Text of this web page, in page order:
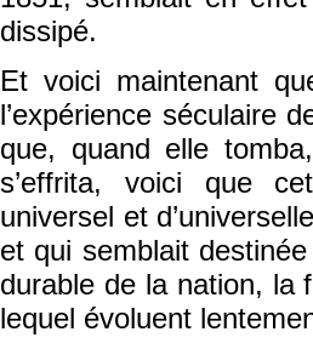
dissipé.
Et voici maintenant
l’expérience séculaire
que, quand elle
s’effrita, voici que
universel et
et qui semblait
durable de la nation, la
lequel évoluent